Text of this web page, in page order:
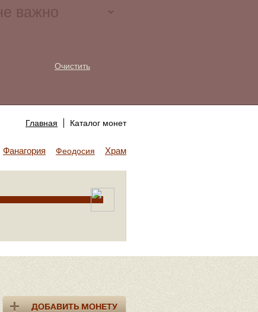
Очистить
Главная Каталог монет
Фанагория Феодосия Храм Аполлона